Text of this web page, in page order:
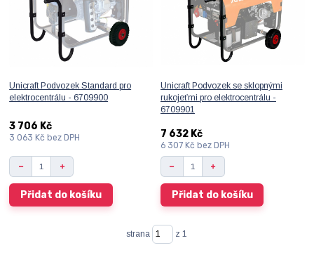
Unicraft Podvozek Standard pro
elektrocentrálu - 6709900
3 706 Kč
3 063 Kč bez DPH
Přidat do košíku
Unicraft Podvozek se sklopnými
rukojeťmi pro elektrocentrálu -
6709901
7 632 Kč
6 307 Kč bez DPH
Přidat do košíku
strana z 1